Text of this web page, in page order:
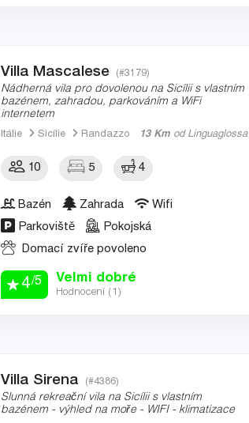
Villa Mascalese (#3179)
Nádherná vila pro dovolenou na Sicílii s vlastním
bazénem, ​​zahradou, parkováním a WiFi
internetem
Itálie Sicílie Randazzo 13 Km od Linguaglossa
10 5 4
Bazén Zahrada
Wifi
Parkoviště
Pokojská
Domací zvíře povoleno
4/5 Velmi dobré
Hodnocení ( 1 )
Villa Sirena (#4386)
Slunná rekreační vila na Sicílii s vlastním
bazénem - výhled na moře - WIFI - klimatizace